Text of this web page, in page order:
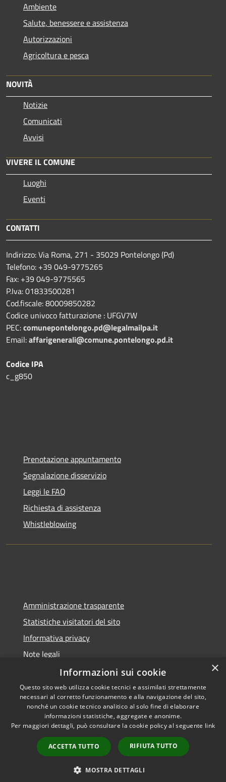
Ambiente
Salute, benessere e assistenza
Autorizzazioni
Agricoltura e pesca
NOVITÀ
Notizie
Comunicati
Avvisi
VIVERE IL COMUNE
Luoghi
Eventi
CONTATTI
Indirizzo: Via Roma, 271 - 35029 Pontelongo (Pd)
Telefono: +39 049-9775265
Fax: +39 049-9775565
P.Iva: 01833500281
Cod.fiscale: 80009850282
Codice univoco fatturazione : UFGV7W
PEC:comunepontelongo.pd@legalmailpa.it
Email:affarigenerali@comune.pontelongo.pd.it
Codice IPA
c_g850
Prenotazione appuntamento
Segnalazione disservizio
Leggi le FAQ
Richiesta di assistenza
Whistleblowing
Amministrazione trasparente
Statistiche visitatori del sito
Informativa privacy
Note legali
Dichiarazione di accessibilità
RSS
Accessibilità
Copyright © 2026 • Comune di
Municipium•
Accesso
redazione
×
Informazioni sui cookie
Questo sito web utilizza cookie tecnici e assimilati strettamente
necessari al corretto funzionamento e alla navigazione del sito,
nonché un cookie tecnico analitico al solo fine di elaborare
informazioni statistiche, aggregate e anonime.
Per maggiori dettagli, può consultare la cookie policy al seguente link
ACCETTA TUTTO RIFIUTA TUTTO
MOSTRA DETTAGLI